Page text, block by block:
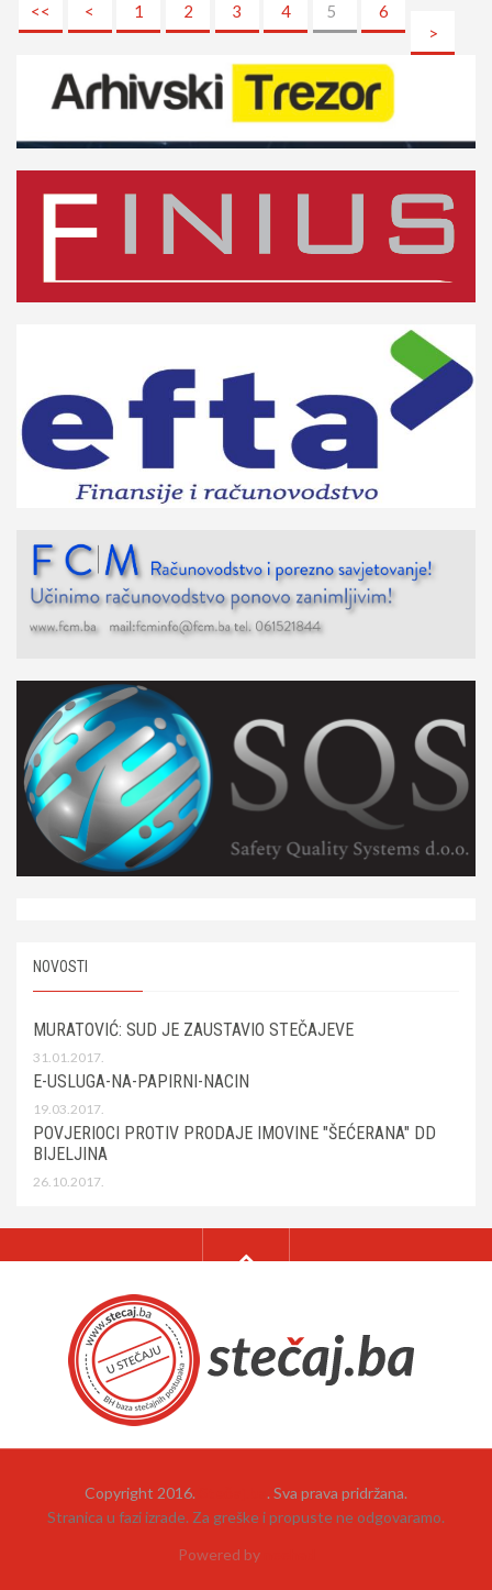
<< < 1 2 3 4 5
6
>
NOVOSTI
MURATOVIĆ: SUD JE ZAUSTAVIO STEČAJEVE
31.01.2017.
E-USLUGA-NA-PAPIRNI-NACIN
19.03.2017.
POVJERIOCI PROTIV PRODAJE IMOVINE "ŠEĆERANA" DD
BIJELJINA
26.10.2017.
Copyright 2016.
. Sva prava pridržana.
Stranica u fazi izrade. Za greške i propuste ne odgovaramo.
Powered by